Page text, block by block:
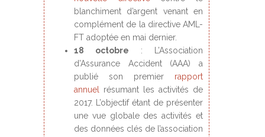
blanchiment d’argent venant en
complément de la directive AML-
FT adoptée en mai dernier.
18 octobre : L’Association
d’Assurance Accident (AAA) a
publié son premier rapport
annuel
résumant les activités de
2017. L’objectif étant de présenter
une vue globale des activités et
des données clés de l’association